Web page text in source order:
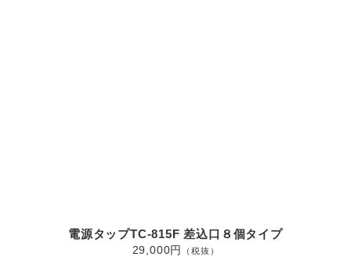
電源タップTC-815F 差込口８個タイプ
29,000円
（税抜）